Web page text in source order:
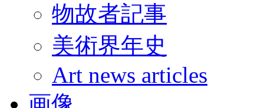
物故者記事
美術界年史
Art news articles